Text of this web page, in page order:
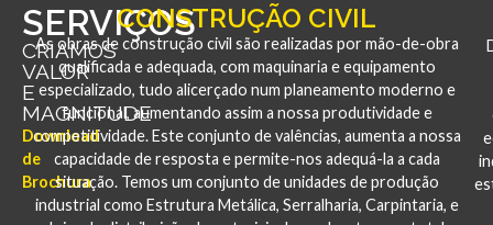
SERVIÇOS
CRIAMOS
VALOR
E
MAGNITUDE
Download
de
Brochura
CONSTRUÇÃO CIVIL
As obras de construção civil são realizadas por mão-de-obra
qualificada e adequada, com maquinaria e equipamento
especializado, tudo alicerçado num planeamento moderno e
funcional, aumentando assim a nossa produtividade e
competitividade. Este conjunto de valências, aumenta a nossa
capacidade de resposta e permite-nos adequá-la a cada
situação. Temos um conjunto de unidades de produção
industrial como Estrutura Metálica, Serralharia, Carpintaria, e